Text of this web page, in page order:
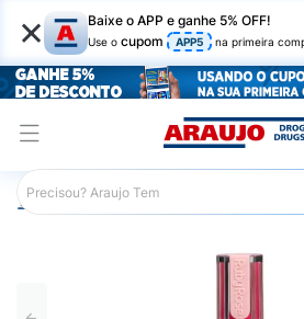
× Baixe o APP e ganhe 5% OFF!
Use o cupom APP5 na primeira
Araujo Maquiagem